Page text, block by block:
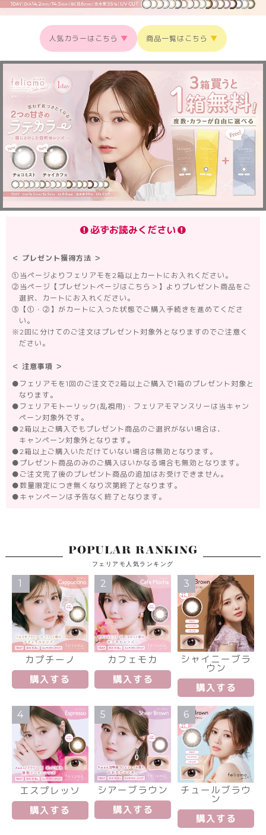
人気カラーはこちら ▼ 商品一覧はこちら ▼
必ずお読みください
＜ プレゼント獲得方法 ＞
① 当ページよりフェリアモを2箱以上カートにお入れください。
② 当ページ【プレゼントページはこちら＞】よりプレゼント商品をご
選択、カートにお入れください。
③
【①・②】がカートに入った状態でご購入手続きを進めてくださ
い。
※2回に分けてのご注文はプレゼント対象外となりますのでご注意く
ださい。
＜ 注意事項 ＞
● フェリアモを1回のご注文で2箱以上ご購入で1箱のプレゼント対象と
なります。
● フェリアモトーリック(乱視用)・フェリアモマンスリーは当キャン
ペーン対象外です。
●2箱以上ご購入でもプレゼント商品のご選択がない場合は、
キャンペーン対象外となります。
●2箱以上ご購入いただけていない場合は無効となります。
● プレゼント商品のみのご購入はいかなる場合も無効となります。
● ご注文完了後のプレゼント商品の追加はお受けできません。
● 数量限定につき無くなり次第終了となります。
● キャンペーンは予告なく終了となります。
POPULAR RANKING
フェリアモ人気ランキング
1
カプチーノ
購入する
2
カフェモカ
購入する
3
シャイニーブラ
ウン
購入する
4
エスプレッソ
購入する
5
シアーブラウン
購入する
6
チュールブラウ
ン
購入する